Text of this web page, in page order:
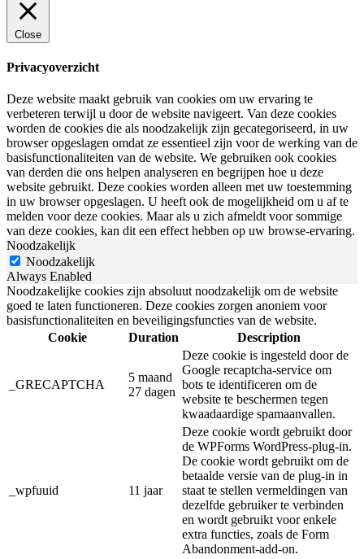
Close
Privacyoverzicht
Deze website maakt gebruik van cookies om uw ervaring te
verbeteren terwijl u door de website navigeert. Van deze cookies
worden de cookies die als noodzakelijk zijn gecategoriseerd, in uw
browser opgeslagen omdat ze essentieel zijn voor de werking van de
basisfunctionaliteiten van de website. We gebruiken ook cookies
van derden die ons helpen analyseren en begrijpen hoe u deze
website gebruikt. Deze cookies worden alleen met uw toestemming
in uw browser opgeslagen. U heeft ook de mogelijkheid om u af te
melden voor deze cookies. Maar als u zich afmeldt voor sommige
van deze cookies, kan dit een effect hebben op uw browse-ervaring.
Noodzakelijk
Noodzakelijk
Always Enabled
Noodzakelijke cookies zijn absoluut noodzakelijk om de website
goed te laten functioneren. Deze cookies zorgen anoniem voor
basisfunctionaliteiten en beveiligingsfuncties van de website.
Cookie
Duration Description
_GRECAPTCHA
5 maand
27 dagen
Deze cookie is ingesteld door de
Google recaptcha-service om
bots te identificeren om de
website te beschermen tegen
kwaadaardige spamaanvallen.
_wpfuuid 11 jaar
Deze cookie wordt gebruikt door
de WPForms WordPress-plug-in.
De cookie wordt gebruikt om de
betaalde versie van de plug-in in
staat te stellen vermeldingen van
dezelfde gebruiker te verbinden
en wordt gebruikt voor enkele
extra functies, zoals de Form
Abandonment-add-on.